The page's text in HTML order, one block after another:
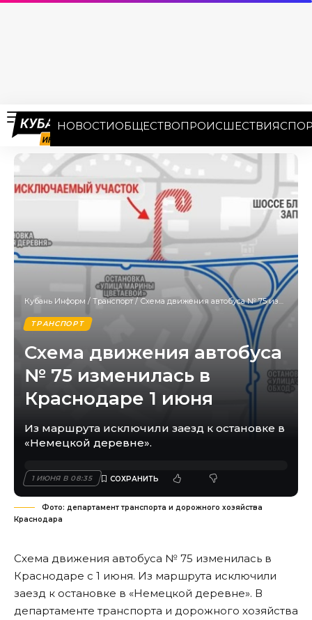
НОВОСТИОБЩЕСТВОПРОИСШЕСТВИЯ
Кубань Информ / Транспорт / Схема движения автобуса № 75 изменилась в Краснодаре 1 июня
ТРАНСПОРТ
Схема движения автобуса
№ 75 изменилась в
Краснодаре 1 июня
Из маршрута исключили заезд к остановке в
«Немецкой деревне».
1 ИЮНЯ В 08:35
Фото: департамент транспорта и дорожного хозяйства
Краснодара
Схема движения автобуса № 75 изменилась в
Краснодаре с 1 июня. Из маршрута исключили
заезд к остановке в «Немецкой деревне». В
департаменте транспорта и дорожного хозяйства